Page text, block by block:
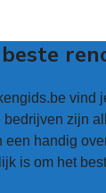
vind
bedrijven zijn
een handig
is om het